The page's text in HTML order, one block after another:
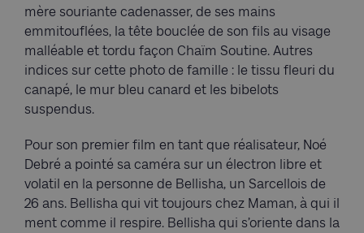
mère souriante cadenasser, de ses mains
emmitouflées, la tête bouclée de son fils au visage
malléable et tordu façon Chaïm Soutine. Autres
indices sur cette photo de famille : le tissu fleuri du
canapé, le mur bleu canard et les bibelots
suspendus.
Pour son premier film en tant que réalisateur, Noé
Debré a pointé sa caméra sur un électron libre et
volatil en la personne de Bellisha, un Sarcellois de
26 ans. Bellisha qui vit toujours chez Maman, à qui il
ment comme il respire. Bellisha qui s’oriente dans la